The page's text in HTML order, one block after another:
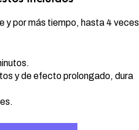
y por más tiempo, hasta 4 veces
y de efecto prolongado, dura